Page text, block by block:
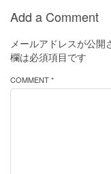
Add a Comment
メールアドレスが公開
欄は必須項目です
COMMENT *